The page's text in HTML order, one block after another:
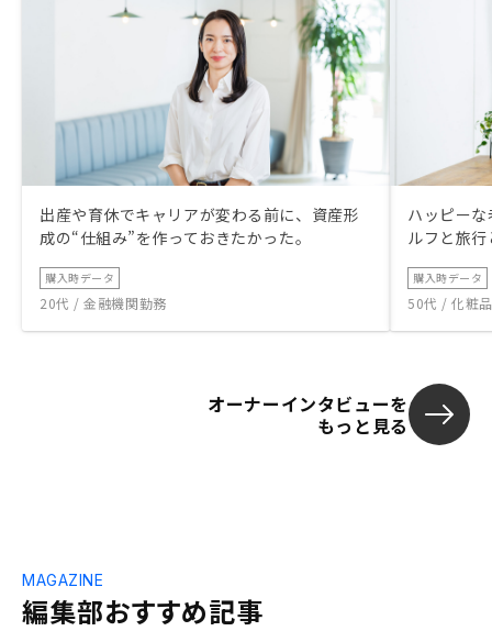
出産や育休でキャリアが変わる前に、資産形
成の“仕組み”を作っておきたかった。
購入時データ
20代 / 金融機関勤務
ハッピー
ルフと旅
購入時データ
50代 / 化粧
オーナーインタビューを
もっと見る
編集部おすすめ記事
MAGAZINE